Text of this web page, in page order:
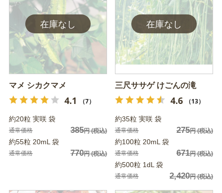
マメ シカクマメ
4.1 （7）
約20粒 実咲 袋
通常価格 385円(税込)
約55粒 20mL 袋
通常価格 770円(税込)
三尺ササゲ けごんの滝
4.6 （13）
約35粒 実咲 袋
通常価格 275円(税込)
約100粒 20mL 袋
通常価格 671円(税込)
約500粒 1dL 袋
通常価格 2,420円(税込)